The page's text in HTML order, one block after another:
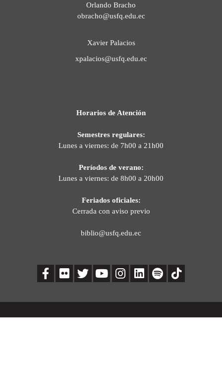
Orlando Bracho
obracho@usfq.edu.ec
Xavier Palacios
xpalacios@usfq.edu.ec
Horarios de Atención
Semestres regulares:
Lunes a viernes: de 7h00 a 21h00
Períodos de verano:
Lunes a viernes: de 8h00 a 20h00
Feriados oficiales:
Cerrada con aviso previo
biblio@usfq.edu.ec